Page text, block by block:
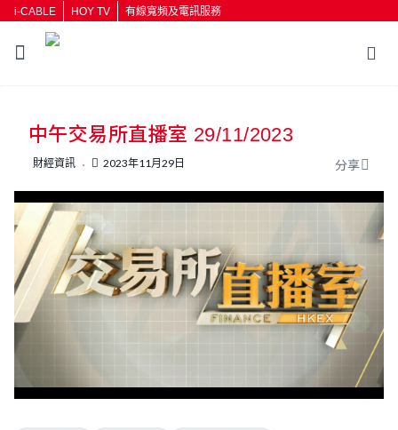
i-CABLE HOY TV 有線寬頻及電訊服務
按輸入鍵開始搜尋
中午交易所直播室 29/11/2023
財經資訊 2023年11月29日 分享